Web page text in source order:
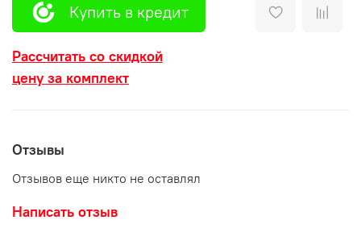
Купить в кредит
Рассчитать со скидкой
цену за комплект
Отзывы
Отзывов еще никто не оставлял
Написать отзыв